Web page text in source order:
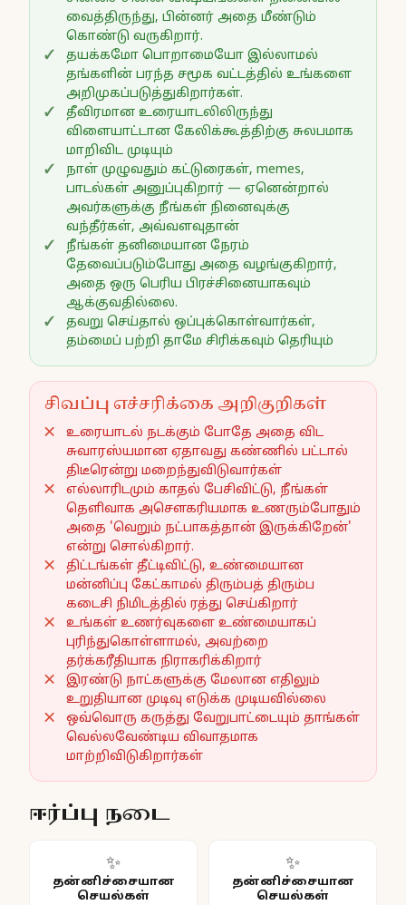
வைத்திருந்து, பின்னர் அதை மீண்டும்
கொண்டு வருகிறார்.
தயக்கமோ பொறாமையோ இல்லாமல்
தங்களின் பரந்த சமூக வட்டத்தில் உங்களை
அறிமுகப்படுத்துகிறார்கள்.
தீவிரமான உரையாடலிலிருந்து
விளையாட்டான கேலிக்கூத்திற்கு சுலபமாக
மாறிவிட முடியும்
நாள் முழுவதும் கட்டுரைகள், memes,
பாடல்கள் அனுப்புகிறார் — ஏனென்றால்
அவர்களுக்கு நீங்கள் நினைவுக்கு
வந்தீர்கள், அவ்வளவுதான்
நீங்கள் தனிமையான நேரம்
தேவைப்படும்போது அதை வழங்குகிறார்,
அதை ஒரு பெரிய பிரச்சினையாகவும்
ஆக்குவதில்லை.
தவறு செய்தால் ஒப்புக்கொள்வார்கள்,
தம்மைப் பற்றி தாமே சிரிக்கவும் தெரியும்
சிவப்பு எச்சரிக்கை அறிகுறிகள்
உரையாடல் நடக்கும் போதே அதை விட
சுவாரஸ்யமான ஏதாவது கண்ணில் பட்டால்
திடீரென்று மறைந்துவிடுவார்கள்
எல்லாரிடமும் காதல் பேசிவிட்டு, நீங்கள்
தெளிவாக அசௌகரியமாக உணரும்போதும்
அதை 'வெறும் நட்பாகத்தான் இருக்கிறேன்'
என்று சொல்கிறார்.
திட்டங்கள் தீட்டிவிட்டு, உண்மையான
மன்னிப்பு கேட்காமல் திரும்பத் திரும்ப
கடைசி நிமிடத்தில் ரத்து செய்கிறார்
உங்கள் உணர்வுகளை உண்மையாகப்
புரிந்துகொள்ளாமல், அவற்றை
தர்க்கரீதியாக நிராகரிக்கிறார்
இரண்டு நாட்களுக்கு மேலான எதிலும்
உறுதியான முடிவு எடுக்க முடியவில்லை
ஒவ்வொரு கருத்து வேறுபாட்டையும் தாங்கள்
வெல்லவேண்டிய விவாதமாக
மாற்றிவிடுகிறார்கள்
ஈர்ப்பு நடை
✨
தன்னிச்சையான
செயல்கள்
✨
தன்னிச்சையான
செயல்கள்